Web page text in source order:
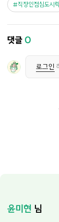
직장인점심도시
댓글 0
로그인
윤미현 님